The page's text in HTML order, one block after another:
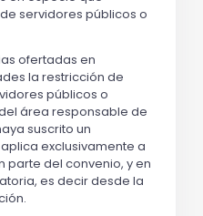
servidores públicos o
ofertadas en
la restricción de
públicos o
área responsable de
suscrito un
exclusivamente a
parte del convenio, y en
es decir desde la